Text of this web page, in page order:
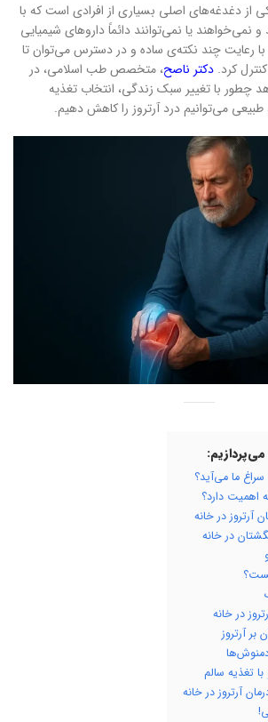
از دغدغه‌های اصلی بسیاری از افرادی است که با
نمی‌خواهند یا نمی‌توانند دائماً داروهای شیمیایی
رعایت چند نکته‌ی ساده و در دسترس می‌توان تا
کرد. دکتر ناصح، متخصص طب اسلامی، در
چطور با تغییر سبک زندگی، انتخاب تغذیه
طبیعی می‌توانیم درد آرتروز را کاهش دهیم.
ما می‌آید؟
اهمیت دارد؟
آرتروز در خانه
در خانه
در خانه
آرتروز
دمنوش‌ها
با تغذیه سالم
آرتروز در خانه